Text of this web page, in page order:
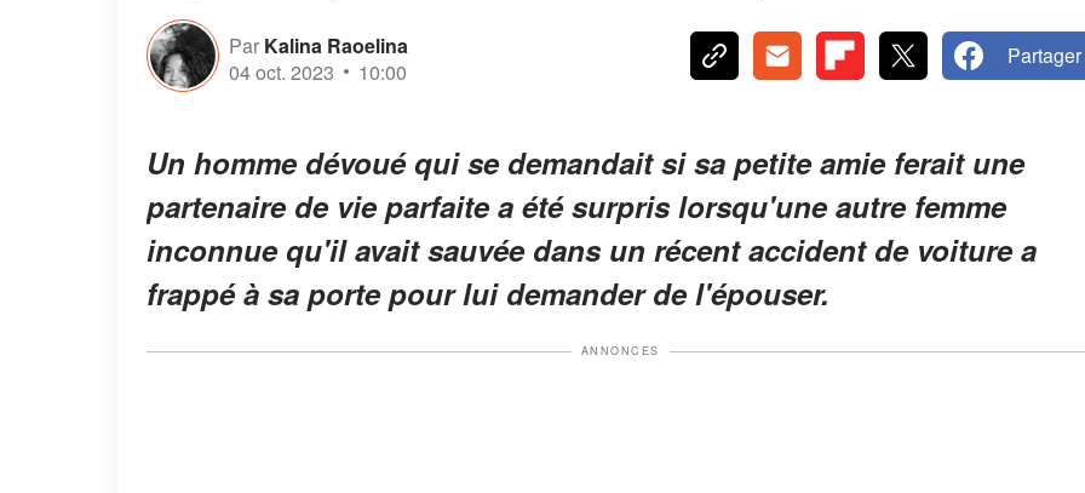
Par Kalina Raoelina
04 oct. 2023
10:00
Partager
Un homme dévoué qui se demandait si sa petite amie ferait une
partenaire de vie parfaite a été surpris lorsqu'une autre femme
inconnue qu'il avait sauvée dans un récent accident de voiture a
frappé à sa porte pour lui demander de l'épouser.
ANNONCES